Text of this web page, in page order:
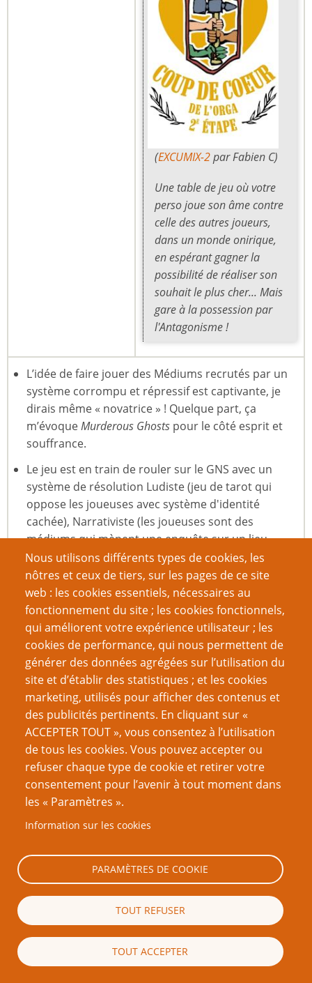
(EXCUMIX-2par Fabien C)
Une table de jeu où votre
perso joue son âme contre
celle des autres joueurs,
dans un monde onirique,
en espérant gagner la
possibilité de réaliser son
souhait le plus cher... Mais
gare à la possession par
l'Antagonisme !
L’idée de faire jouer des Médiums recrutés par un
système corrompu et répressif est captivante, je
dirais même « novatrice » ! Quelque part, ça
m’évoqueMurderous Ghosts pour le côté esprit et
souffrance.
Le jeu est en train de rouler sur le GNS avec un
système de résolution Ludiste (jeu de tarot qui
oppose les joueuses avec système d'identité
cachée), Narrativiste (les joueuses sont des
médiums qui mènent une enquête sur un lieu
hanté par une victime et gagner une manche de
tarot = prendre le contrôle de la fiction) et
Simulationniste avec la synesthésie très forte.
Référence au concept d'hantologie de Derrida ?
Mettre en scène l'impuissance des acteurs à
dépasser leur structure : les médiums sont des
managers malgré elles censées calmer une colère
que seule la justice permettrait d'éteindre.
Un thème fort, captivant, qui promet de belles
scènes de roleplay !
La forme épistolaire (présente dès l'introduction)
met dans l'ambiance et crée déjà un sentiment
d'irruption du jeu dans le réel.
Même les fiches de personnages s'intègrent dans
S qui rendent extrêmement palpable la situation
politique du pays des médiums.
extrêmement intéressante et parfaitement en
harmonie avec le système de résolution.
Les règles proposent de quoi jouer plusieurs
Nous utilisons différents types de cookies, les
nôtres et ceux de tiers, sur les pages de ce site
web : les cookies essentiels, nécessaires au
fonctionnement du site ; les cookies fonctionnels,
qui améliorent votre expérience utilisateur ; les
cookies de performance, qui nous permettent de
générer des données agrégées sur l’utilisation du
site et d’établir des statistiques ; et les cookies
marketing, utilisés pour afficher des contenus et
des publicités pertinents. En cliquant sur «
ACCEPTER TOUT », vous consentez à l’utilisation
de tous les cookies. Vous pouvez accepter ou
refuser chaque type de cookie et retirer votre
consentement pour l’avenir à tout moment dans
les « Paramètres ».
Information sur les cookies
PARAMÈTRES DE COOKIE
TOUT REFUSER
TOUT ACCEPTER